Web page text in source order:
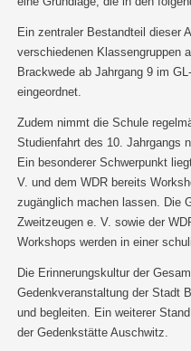
Ein zentraler Bestandteil dieser
verschiedenen Klassengruppen
Brackwede ab Jahrgang 9 im
eingeordnet.
Zudem nimmt die Schule
Studienfahrt des 10. Jahrgangs
Ein besonderer Schwerpunkt
V. und dem WDR bereits
zugänglich machen lassen. Die
Zweitzeugen e. V. sowie der
Workshops werden in einer
Die Erinnerungskultur der
Gedenkveranstaltung der Stadt
und begleiten. Ein weiterer
der Gedenkstätte Auschwitz.